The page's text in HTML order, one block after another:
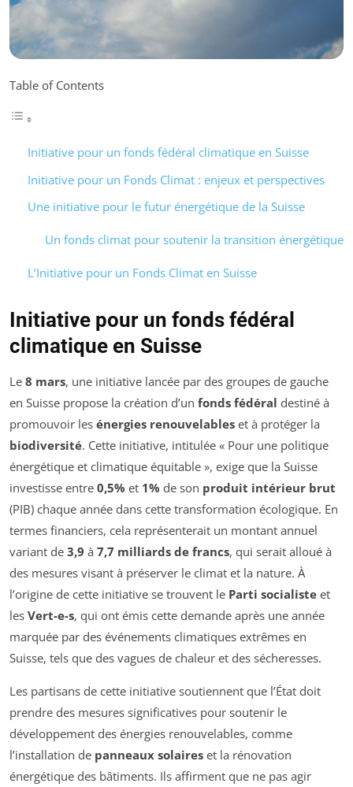
Table of Contents
Initiative pour un fonds fédéral climatique en Suisse
Initiative pour un Fonds Climat : enjeux et perspectives
Une initiative pour le futur énergétique de la Suisse
Un fonds climat pour soutenir la transition énergétique
L’Initiative pour un Fonds Climat en Suisse
Initiative pour un fonds fédéral
climatique en Suisse
Le 8 mars, une initiative lancée par des groupes de gauche
en Suisse propose la création d’un fonds fédéral destiné à
promouvoir les énergies renouvelables et à protéger la
biodiversité. Cette initiative, intitulée « Pour une politique
énergétique et climatique équitable », exige que la Suisse
investisse entre 0,5% et 1% de son produit intérieur brut
(PIB) chaque année dans cette transformation écologique. En
termes financiers, cela représenterait un montant annuel
variant de 3,9 à 7,7 milliards de francs, qui serait alloué à
des mesures visant à préserver le climat et la nature. À
l’origine de cette initiative se trouvent le Parti socialiste et
les Vert-e-s, qui ont émis cette demande après une année
marquée par des événements climatiques extrêmes en
Suisse, tels que des vagues de chaleur et des sécheresses.
Les partisans de cette initiative soutiennent que l’État doit
prendre des mesures significatives pour soutenir le
développement des énergies renouvelables, comme
l’installation de panneaux solaires et la rénovation
énergétique des bâtiments. Ils affirment que ne pas agir